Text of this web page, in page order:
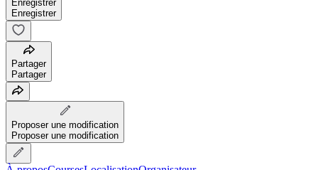
Enregistrer
Enregistrer
Partager
Partager
Proposer une modification
Proposer une modification